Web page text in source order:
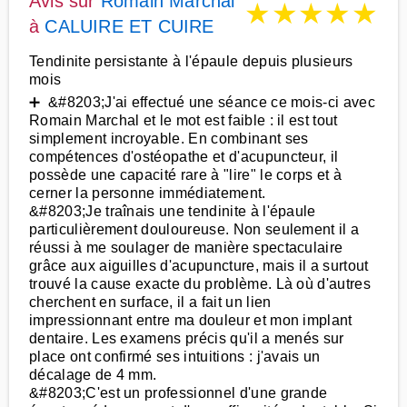
à CALUIRE ET CUIRE ★★★★★
Tendinite persistante à l'épaule depuis plusieurs
mois
➕ &#8203;J'ai effectué une séance ce mois-ci avec
Romain Marchal et le mot est faible : il est tout
simplement incroyable. En combinant ses
compétences d'ostéopathe et d'acupuncteur, il
possède une capacité rare à "lire" le corps et à
cerner la personne immédiatement.
&#8203;Je traînais une tendinite à l'épaule
particulièrement douloureuse. Non seulement il a
réussi à me soulager de manière spectaculaire
grâce aux aiguilles d'acupuncture, mais il a surtout
trouvé la cause exacte du problème. Là où d'autres
cherchent en surface, il a fait un lien
impressionnant entre ma douleur et mon implant
dentaire. Les examens précis qu'il a menés sur
place ont confirmé ses intuitions : j'avais un
décalage de 4 mm.
&#8203;C'est un professionnel d'une grande